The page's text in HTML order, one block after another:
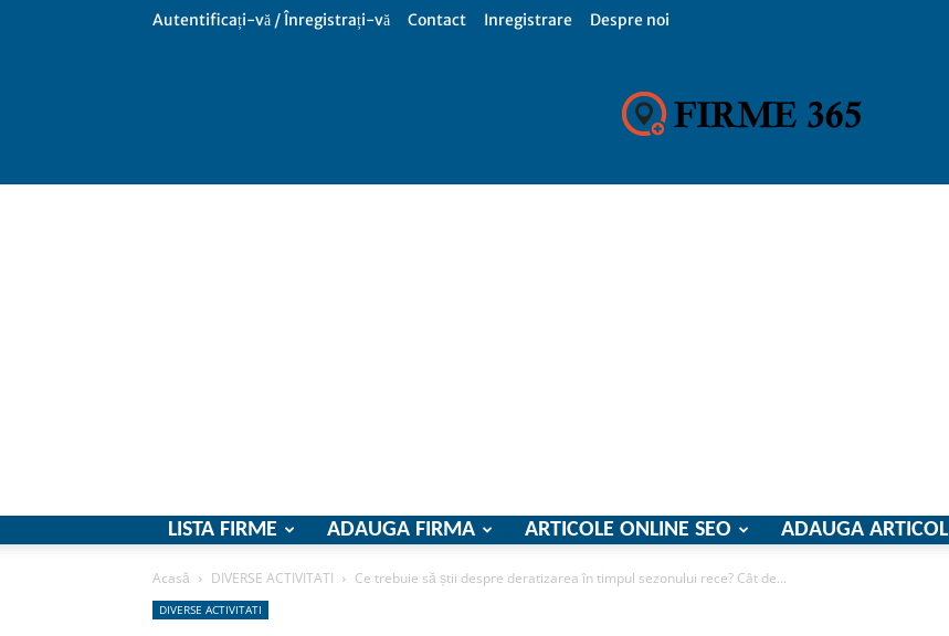
Autentificați-vă / Înregistrați-vă Contact Inregistrare Despre noi
LISTA FIRME ADAUGA FIRMA ARTICOLE ONLINE SEO ADAUGA ARTICOL
Acasă DIVERSE ACTIVITATI Ce trebuie să știi despre deratizarea în timpul sezonului rece? Cât de...
DIVERSE ACTIVITATI